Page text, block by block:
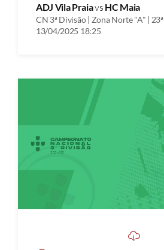
ADJ Vila Praiavs HC Maia
CN 3ª Divisão | Zona Norte "A" |
13/04/2025 18:25